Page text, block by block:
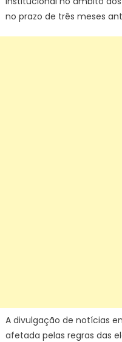
no prazo de três meses
A divulgação de notícias
afetada pelas regras das